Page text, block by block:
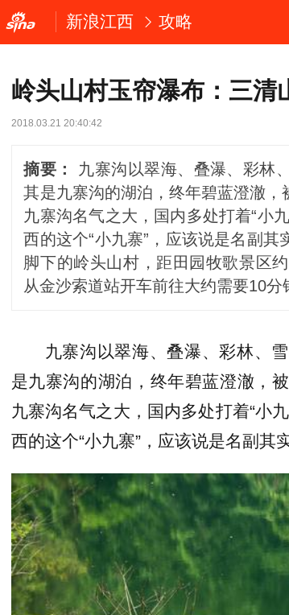
新浪江西 攻略
岭头山村玉帘瀑布：三清
2018.03.21 20:40:42
摘要：
九寨沟以翠海、叠瀑、彩林
其是九寨沟的湖泊，终年碧蓝澄澈，
九寨沟名气之大，国内多处打着“小
西的这个“小九寨”，应该说是名副
脚下的岭头山村，距田园牧歌景区
从金沙索道站开车前往大约需要10分
九寨沟以翠海、叠瀑、彩林、
是九寨沟的湖泊，终年碧蓝澄澈，
九寨沟名气之大，国内多处打着“小
西的这个“小九寨”，应该说是名副其